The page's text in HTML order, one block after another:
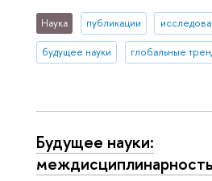
Наука публикации
будущее науки глобальные
Будущее науки:
междисциплинарность